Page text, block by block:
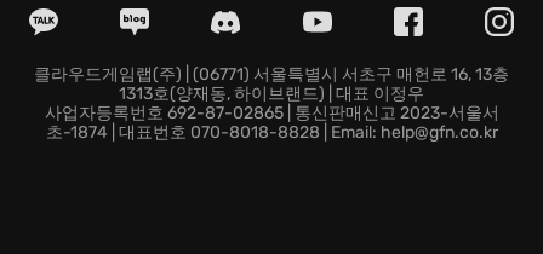
당신의 뱀파이어 세계를 이어가세요.
클라우드게임랩(주) | (06771) 서울특별시 서초구 매헌로 16, 13층
1313호(양재동, 하이브랜드) | 대표 이정우
사업자등록번호 692-87-02865 | 통신판매신고 2023-서울서
초-1874 | 대표번호 070-8018-8828 | Email: help@gfn.co.kr